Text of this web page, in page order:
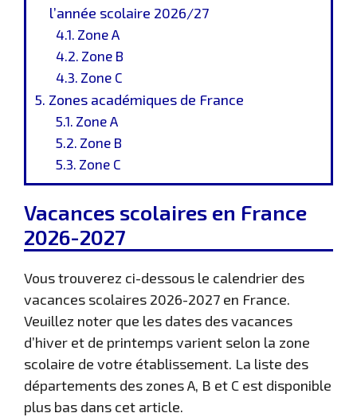
l’année scolaire 2026/27
Zone A
Zone B
Zone C
Zones académiques de France
Zone A
Zone B
Zone C
Vacances scolaires en France
2026-2027
Vous trouverez ci-dessous le calendrier des
vacances scolaires 2026-2027 en France.
Veuillez noter que les dates des vacances
d’hiver et de printemps varient selon la zone
scolaire de votre établissement. La liste des
départements des zones A, B et C est disponible
plus bas dans cet article.